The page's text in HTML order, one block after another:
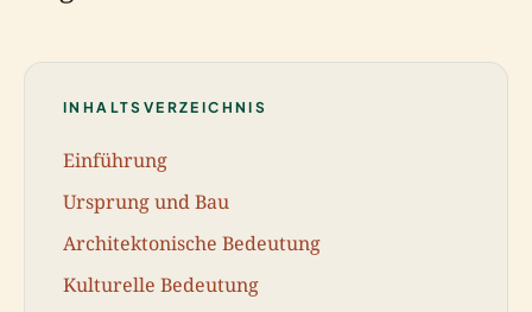
INHALTSVERZEICHNIS
Einführung
Ursprung und Bau
Architektonische Bedeutung
Kulturelle Bedeutung